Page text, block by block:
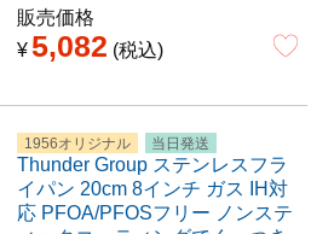
販売価格
¥5,082 税込
1956オリジナル 当日発送
Thunder Group ステンレスフラ
イパン 20cm 8インチ ガス IH対
応 PFOA/PFOSフリー ノンステ